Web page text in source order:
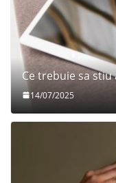
Ce trebuie sa
14/07/2025